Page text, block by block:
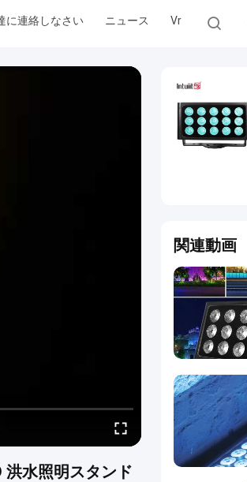
に連絡しなさい ニュース Vr
洪水照明スタンド
関連動画